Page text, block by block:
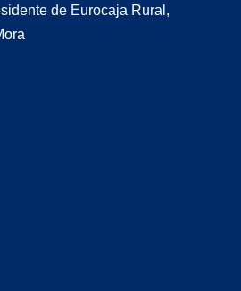
de Eurocaja Rural,